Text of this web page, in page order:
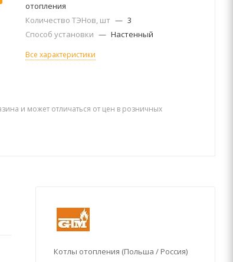
отопления
Количество ТЭНов, шт — 3
Способ установки — Настенный
Все характеристики
и может отличаться от цен в розничных
Котлы отопления (Польша / Россия)